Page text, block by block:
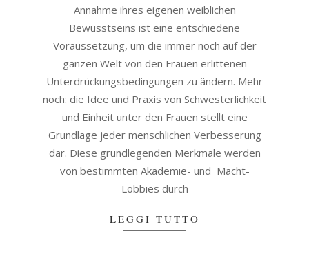
Annahme ihres eigenen weiblichen
Bewusstseins ist eine entschiedene
Voraussetzung, um die immer noch auf der
ganzen Welt von den Frauen erlittenen
Unterdrückungsbedingungen zu ändern. Mehr
noch: die Idee und Praxis von Schwesterlichkeit
und Einheit unter den Frauen stellt eine
Grundlage jeder menschlichen Verbesserung
dar. Diese grundlegenden Merkmale werden
von bestimmten Akademie- und Macht-
Lobbies durch
LEGGI TUTTO